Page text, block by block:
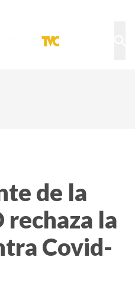
de la
rechaza la
Covid-